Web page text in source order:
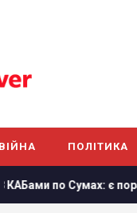
ВІЙНА ПОЛІТИКА
є поранені